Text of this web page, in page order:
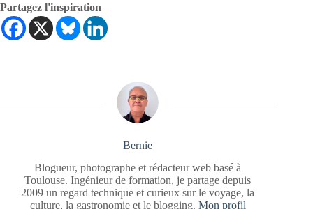
Partagez l'inspiration
Bernie
Blogueur, photographe et rédacteur web basé à
Toulouse. Ingénieur de formation, je partage depuis
2009 un regard technique et curieux sur le voyage, la
culture, la gastronomie et le blogging. Mon profil